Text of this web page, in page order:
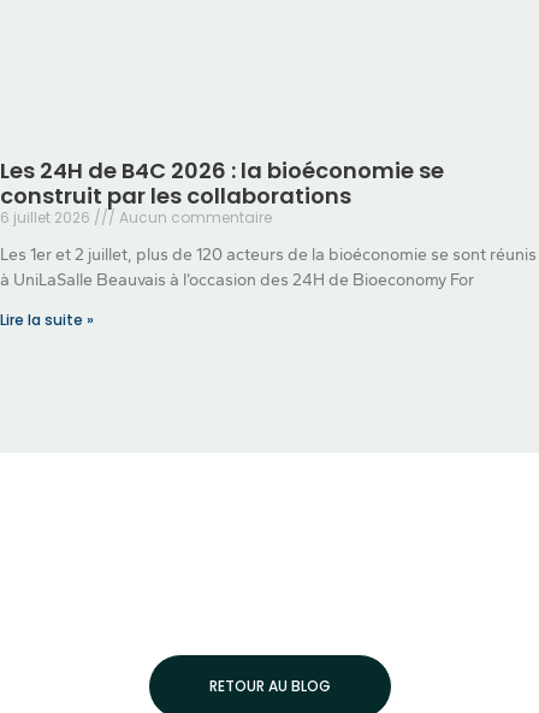
Les 24H de B4C 2026 : la bioéconomie se
construit par les collaborations
6 juillet 2026
Aucun commentaire
Les 1er et 2 juillet, plus de 120 acteurs de la bioéconomie se sont réunis
à UniLaSalle Beauvais à l’occasion des 24H de Bioeconomy For
Lire la suite »
RETOUR AU BLOG